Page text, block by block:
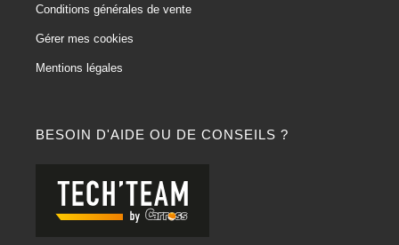
BESOIN D'AIDE OU DE CONSEILS ?
Conditions générales de vente
Gérer mes cookies
Mentions légales